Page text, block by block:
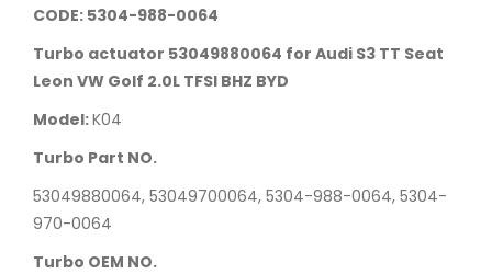
CODE: 5304-988-0064
Turbo actuator 53049880064 for Audi S3 TT Seat
Leon VW Golf 2.0L TFSI BHZ BYD
Model:K04
Turbo Part NO.
53049880064, 53049700064, 5304-988-0064, 5304-
970-0064
Turbo OEM NO.